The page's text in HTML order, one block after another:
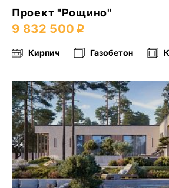
Проект "Рощино"
9 832 500
Кирпич Газобетон